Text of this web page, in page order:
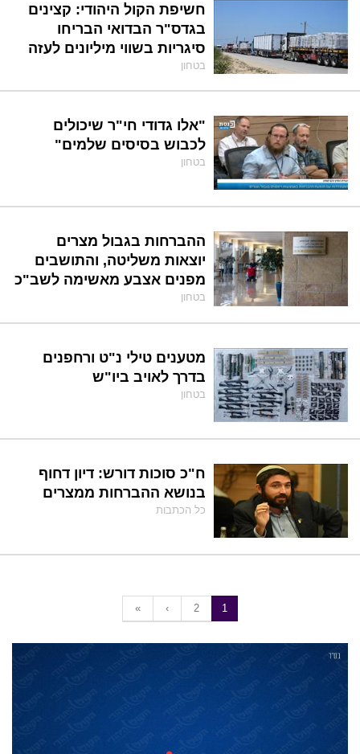
חשיפת הקול היהודי: קצינים
בגדס"ר הבדואי הבריחו
סיגריות בשווי מיליונים לעזה
בטחון
"אלו גדודי חי"ר שיכולים
לכבוש בסיסים שלמים"
בטחון
ההברחות בגבול מצרים
יוצאות משליטה, והתושבים
מפנים אצבע מאשימה לשב"כ
בטחון
מטענים טילי נ"ט ורחפנים
בדרך לאויב ביו"ש
בטחון
ח"כ סוכות דורש: דיון דחוף
בנושא ההברחות ממצרים
כל הכתבות
1
2
‹
«